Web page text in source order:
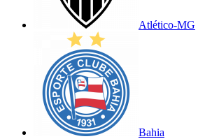
Atlético-MG
Bahia